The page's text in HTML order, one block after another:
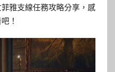
雅支線任務攻略分享，感
！